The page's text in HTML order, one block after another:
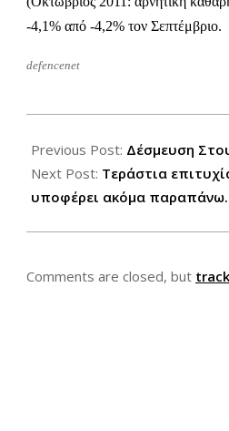
-4,1% από -4,2% τον Σεπτέμβριο.
defencenet
11-
29
Previous Post: Δέσμευση
Next Post: Τεράστια
υποφέρει ακόμα παραπάνω.
Comments are closed, but